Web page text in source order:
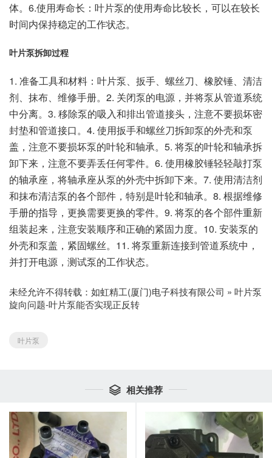
体。6.使用寿命长：叶片泵的使用寿命比较长，可以在较长
时间内保持稳定的工作状态。
叶片泵拆卸过程
1. 准备工具和材料：叶片泵、扳手、螺丝刀、橡胶锤、清洁
剂、抹布、维修手册。2. 关闭泵的电源，并将泵从管道系统
中分离。3. 移除泵的吸入和排出管道接头，注意不要损坏密
封垫和管道接口。4. 使用扳手和螺丝刀拆卸泵的外壳和泵
盖，注意不要损坏泵的叶轮和轴承。5. 将泵的叶轮和轴承拆
卸下来，注意不要弄丢任何零件。6. 使用橡胶锤轻轻敲打泵
的轴承座，将轴承座从泵的外壳中拆卸下来。7. 使用清洁剂
和抹布清洁泵的各个部件，特别是叶轮和轴承。8. 根据维修
手册的指导，更换需要更换的零件。9. 将泵的各个部件重新
组装起来，注意安装顺序和正确的紧固力度。10. 安装泵的
外壳和泵盖，紧固螺丝。11. 将泵重新连接到管道系统中，
并打开电源，测试泵的工作状态。
未经允许不得转载： 如虹精工(厦门)电子科技有限公司 » 叶片泵
旋向问题-叶片泵能否实现正反转
叶片泵
 相关推荐